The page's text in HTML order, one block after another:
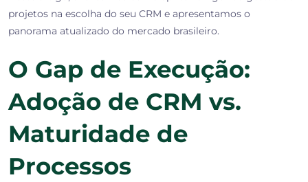
projetos na escolha do seu CRM e apresentamos o
panorama atualizado do mercado brasileiro.
O Gap de Execução:
Adoção de CRM vs.
Maturidade de
Processos